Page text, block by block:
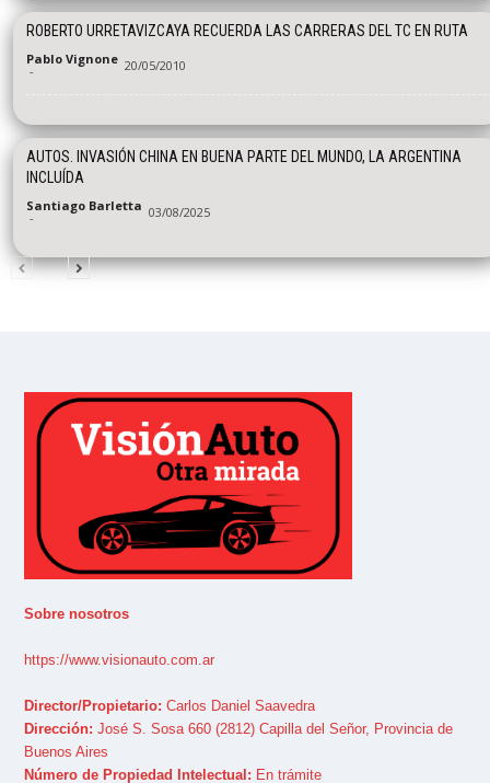
ROBERTO URRETAVIZCAYA RECUERDA LAS CARRERAS DEL TC EN RUTA
Pablo Vignone
- 20/05/2010
AUTOS. INVASIÓN CHINA EN BUENA PARTE DEL MUNDO, LA ARGENTINA
INCLUÍDA
Santiago Barletta
- 03/08/2025
Sobre nosotros
https://www.visionauto.com.ar
Director/Propietario: Carlos Daniel Saavedra
Dirección: José S. Sosa 660 (2812) Capilla del Señor, Provincia de
Buenos Aires
Número de Propiedad Intelectual: En trámite